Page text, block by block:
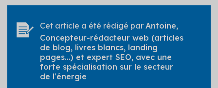
Cet article a été rédigé par Antoine,
Concepteur-rédacteur web (articles
de blog, livres blancs, landing
pages...) et expert SEO, avec une
forte spécialisation sur le secteur
de l'énergie